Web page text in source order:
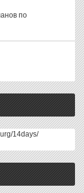
по
14days/